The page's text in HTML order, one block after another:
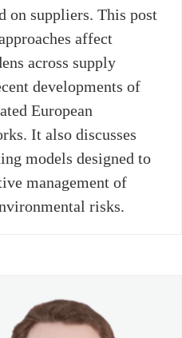
on suppliers. This post
affect
across supply
developments of
European
It also discusses
models designed to
management of
risks.